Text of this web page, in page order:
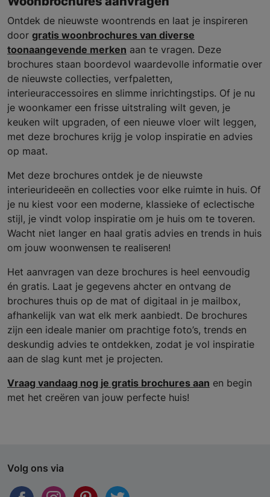
Ontdek de nieuwste woontrends en laat je inspireren
door gratis woonbrochures van diverse
toonaangevende merken aan te vragen. Deze
brochures staan boordevol waardevolle informatie over
de nieuwste collecties, verfpaletten,
interieuraccessoires en slimme inrichtingstips. Of je nu
je woonkamer een frisse uitstraling wilt geven, je
keuken wilt upgraden, of een nieuwe vloer wilt leggen,
met deze brochures krijg je volop inspiratie en advies
op maat.
Met deze brochures ontdek je de nieuwste
interieurideeën en collecties voor elke ruimte in huis. Of
je nu kiest voor een moderne, klassieke of eclectische
stijl, je vindt volop inspiratie om je huis om te toveren.
Wacht niet langer en haal gratis advies en trends in huis
om jouw woonwensen te realiseren!
Het aanvragen van deze brochures is heel eenvoudig
én gratis. Laat je gegevens ahcter en ontvang de
brochures thuis op de mat of digitaal in je mailbox,
afhankelijk van wat elk merk aanbiedt. De brochures
zijn een ideale manier om prachtige foto’s, trends en
deskundig advies te ontdekken, zodat je vol inspiratie
aan de slag kunt met je projecten.
Vraag vandaag nog je gratis brochures aan en begin
met het creëren van jouw perfecte huis!
Volg ons via